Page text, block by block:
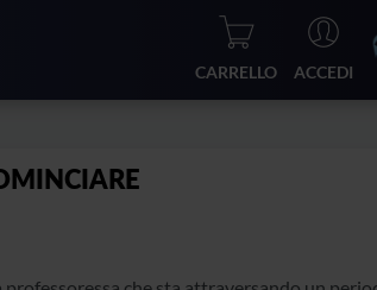
CARRELLO ACCEDI